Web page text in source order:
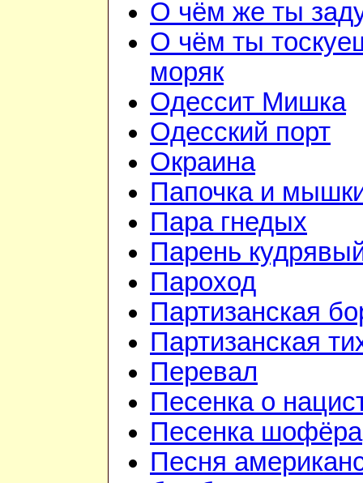
О чём же ты
О чём ты
моряк
Одессит Мишка
Одесский порт
Окраина
Папочка и
Пара гнедых
Парень
Пароход
Партизанская
Партизанская
Перевал
Песенка о
Песенка шофёра
Песня